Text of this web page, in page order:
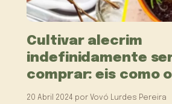
Cultivar alecrim
indefinidamente
comprar: eis como
20 Abril 2024 por Vovó Lurdes Pereira